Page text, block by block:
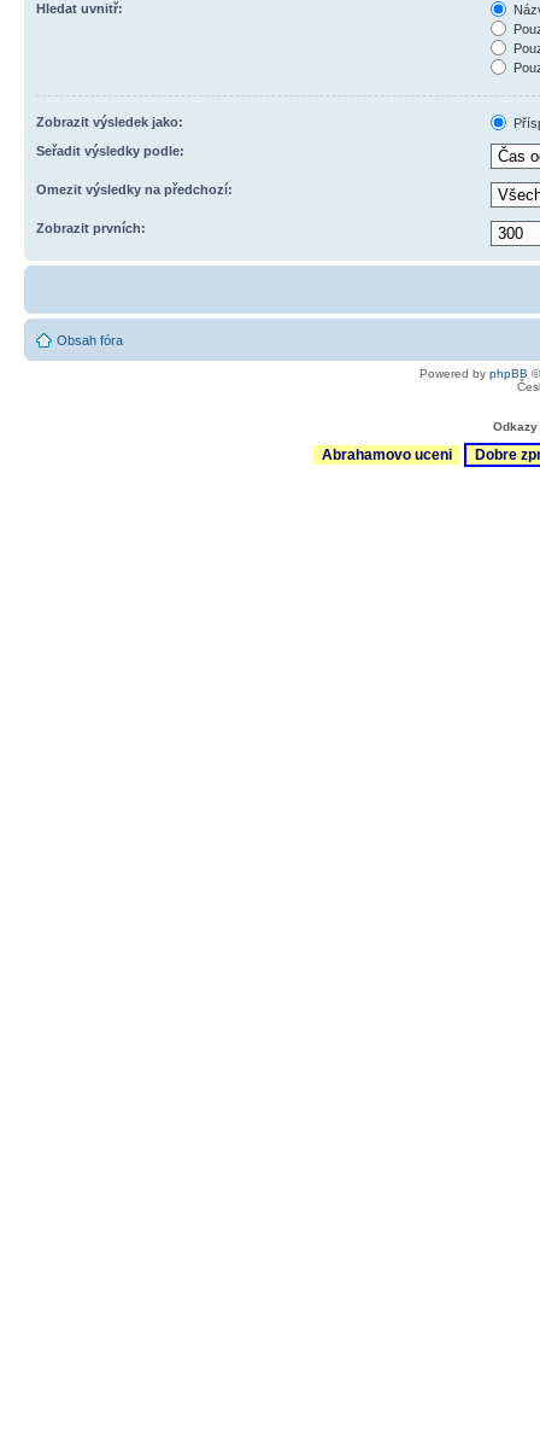
Hledat uvnitř:
Zobrazit výsledek jako:
Seřadit výsledky podle:
Omezit výsledky na předchozí:
Zobrazit prvních:
Obsah fóra
Powered by phpBB
Abrahamovo uceni Dobre